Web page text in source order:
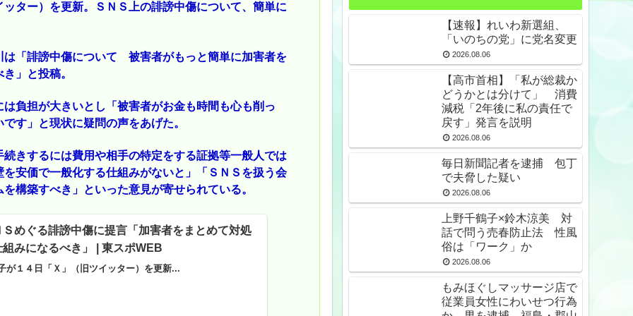
ター）を更新。ＳＮＳ上の誹謗中傷について、簡単に
「誹謗中傷について 被害者がもっと簡単に加害者を
」と投稿。
負担が大きいとし「被害者がお金も時間も心も削っ
す」と現状に疑問の声をあげた。
きするには費用や相手の特定をする証拠等一般人では
安価で一般化する仕組みがないと」「ＳＮＳを扱う会
構築すべき」といった意見が寄せられている。
めぐる誹謗中傷に提言「加害者をまとめて対処
みになるべき」 | 東スポWEB
が１４日「Ｘ」（旧ツイッター）を更新...
【速報】れいわ新選組、
「いのちの党」に党名変更
2026.08.06
【高市首相】「私が総裁か
どうかとは分けて」 消費
減税「2年後に私の責任で
戻す」発言を説明
2026.08.06
毎日新聞記者を逮捕 包丁
で夫脅した疑い
2026.08.06
上野千鶴子×鈴木涼美 対
話で問う売春防止法 性風
俗は「ワーク」か
2026.08.06
もみほぐしマッサージ店で
従業員女性にわいせつ行為